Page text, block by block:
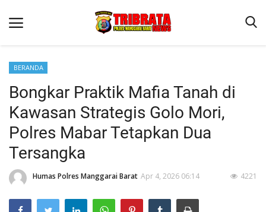
Beranda
Binkam
Terms & Conditions
Reskrim
Lantas
Polisi Kita
BERANDA
Bongkar Praktik Mafia Tanah di
Kawasan Strategis Golo Mori,
Polres Mabar Tetapkan Dua
Tersangka
Humas Polres Manggarai Barat Apr 4, 2026 06:14 4221